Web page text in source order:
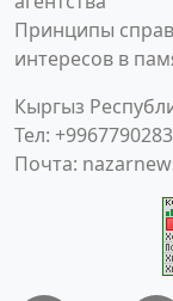
Принципы
интересов в
Кыргыз
Тел:
Почта: